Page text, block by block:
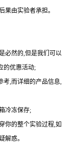
果由实验者承担。
必然的,但是我们可以
的优惠活动;
考,而详细的产品信息,
冷冻保存;
你的整个实验过程,如
解惑。